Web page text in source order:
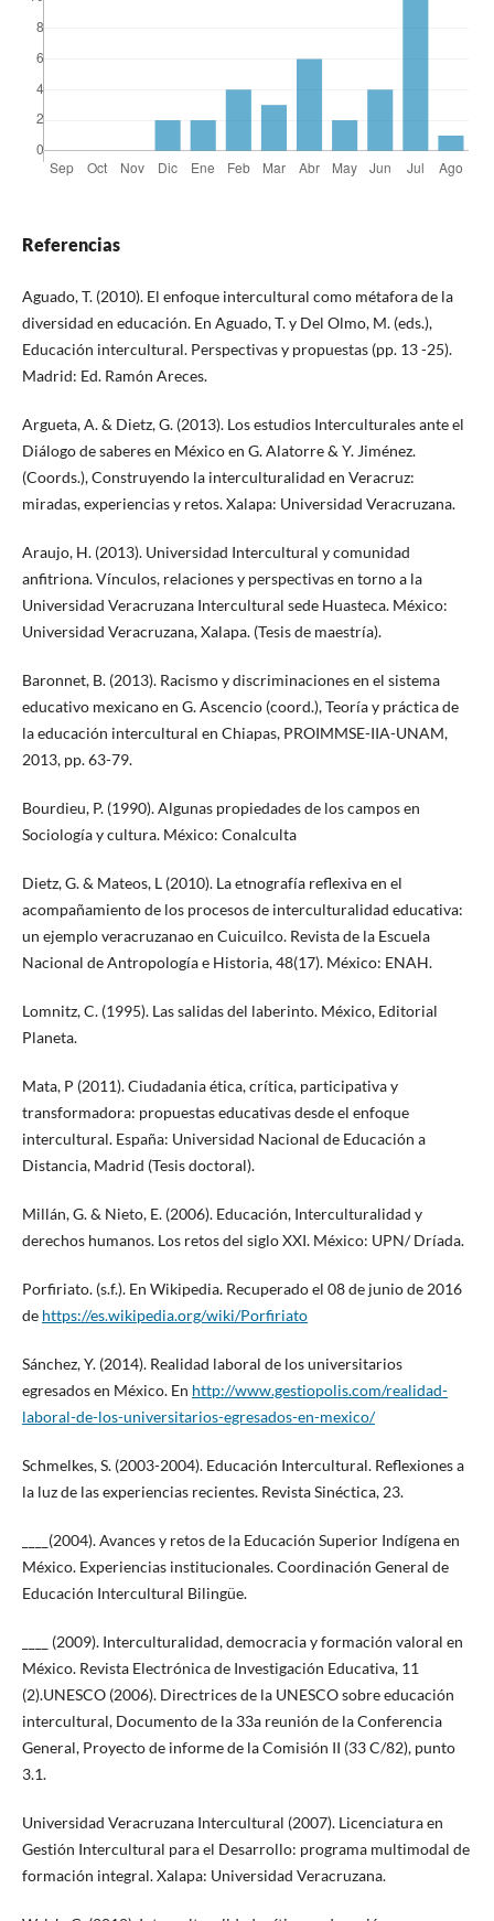
Referencias
Aguado, T. (2010). El enfoque intercultural como métafora de la
diversidad en educación. En Aguado, T. y Del Olmo, M. (eds.),
Educación intercultural. Perspectivas y propuestas (pp. 13 -25).
Madrid: Ed. Ramón Areces.
Argueta, A. & Dietz, G. (2013). Los estudios Interculturales ante el
Diálogo de saberes en México en G. Alatorre & Y. Jiménez.
(Coords.), Construyendo la interculturalidad en Veracruz:
miradas, experiencias y retos. Xalapa: Universidad Veracruzana.
Araujo, H. (2013). Universidad Intercultural y comunidad
anfitriona. Vínculos, relaciones y perspectivas en torno a la
Universidad Veracruzana Intercultural sede Huasteca. México:
Universidad Veracruzana, Xalapa. (Tesis de maestría).
Baronnet, B. (2013). Racismo y discriminaciones en el sistema
educativo mexicano en G. Ascencio (coord.), Teoría y práctica de
la educación intercultural en Chiapas, PROIMMSE-IIA-UNAM,
2013, pp. 63-79.
Bourdieu, P. (1990). Algunas propiedades de los campos en
Sociología y cultura. México: Conalculta
Dietz, G. & Mateos, L (2010). La etnografía reflexiva en el
acompañamiento de los procesos de interculturalidad educativa:
un ejemplo veracruzanao en Cuicuilco. Revista de la Escuela
Nacional de Antropología e Historia, 48(17). México: ENAH.
Lomnitz, C. (1995). Las salidas del laberinto. México, Editorial
Planeta.
Mata, P (2011). Ciudadania ética, crítica, participativa y
transformadora: propuestas educativas desde el enfoque
intercultural. España: Universidad Nacional de Educación a
Distancia, Madrid (Tesis doctoral).
Millán, G. & Nieto, E. (2006). Educación, Interculturalidad y
derechos humanos. Los retos del siglo XXI. México: UPN/ Dríada.
Porfiriato. (s.f.). En Wikipedia. Recuperado el 08 de junio de 2016
de https://es.wikipedia.org/wiki/Porfiriato
Sánchez, Y. (2014). Realidad laboral de los universitarios
egresados en México. En http://www.gestiopolis.com/realidad-
laboral-de-los-universitarios-egresados-en-mexico/
Schmelkes, S. (2003-2004). Educación Intercultural. Reflexiones a
la luz de las experiencias recientes. Revista Sinéctica, 23.
____(2004). Avances y retos de la Educación Superior Indígena en
México. Experiencias institucionales. Coordinación General de
Educación Intercultural Bilingüe.
____ (2009). Interculturalidad, democracia y formación valoral en
México. Revista Electrónica de Investigación Educativa, 11
(2).UNESCO (2006). Directrices de la UNESCO sobre educación
intercultural, Documento de la 33a reunión de la Conferencia
General, Proyecto de informe de la Comisión II (33 C/82), punto
3.1.
Universidad Veracruzana Intercultural (2007). Licenciatura en
Gestión Intercultural para el Desarrollo: programa multimodal de
formación integral. Xalapa: Universidad Veracruzana.